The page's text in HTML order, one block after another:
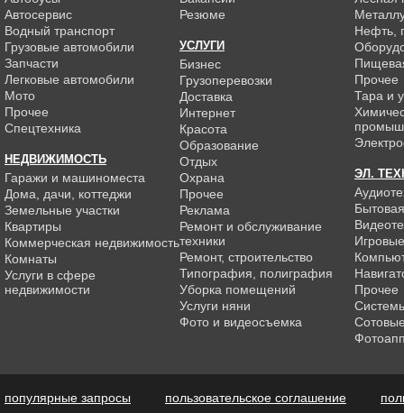
Автосервис
Водный транспорт
Грузовые автомобили
Запчасти
Легковые автомобили
Мото
Прочее
Спецтехника
НЕДВИЖИМОСТЬ
Гаражи и машиноместа
Дома, дачи, коттеджи
Земельные участки
Квартиры
Коммерческая недвижимость
Комнаты
Услуги в сфере
недвижимости
Резюме
УСЛУГИ
Бизнес
Грузоперевозки
Доставка
Интернет
Красота
Образование
Отдых
Охрана
Прочее
Реклама
Ремонт и обслуживание
техники
Ремонт, строительство
Типография, полиграфия
Уборка помещений
Услуги няни
Фото и видеосъемка
Нефть,
Прочее
Тара и
ЭЛ.
Прочее
популярные запросы пользовательское соглашение